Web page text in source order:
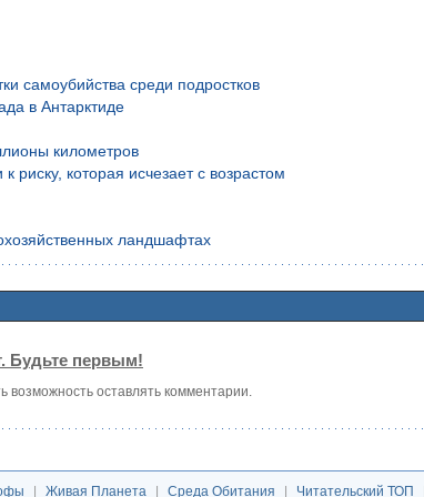
самоубийства среди подростков
в Антарктиде
километров
которая исчезает с возрастом
ландшафтах
Будьте первым!
возможность оставлять комментарии.
| Живая Планета | Среда Обитания | Читательский ТОП